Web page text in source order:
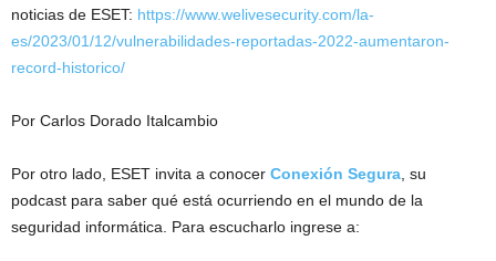
noticias de ESET: https://www.welivesecurity.com/la-
es/2023/01/12/vulnerabilidades-reportadas-2022-aumentaron-
record-historico/
Por Carlos Dorado Italcambio
Por otro lado, ESET invita a conocer Conexión Segura, su
podcast para saber qué está ocurriendo en el mundo de la
seguridad informática. Para escucharlo ingrese a: